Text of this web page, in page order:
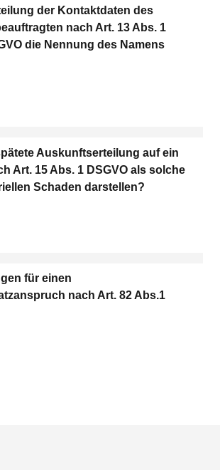
der Kontaktdaten des
nach Art. 13 Abs. 1
die Nennung des Namens
Auskunftserteilung auf ein
Art. 15 Abs. 1 DSGVO als solche
Schaden darstellen?
für einen
nach Art. 82 Abs.1